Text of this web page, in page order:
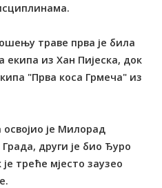
траве прва је била
екипа из Хан Пијеска, док
"Прва коса Грмеча" из
је Милорад
други је био Ђуро
треће мјесто заузео